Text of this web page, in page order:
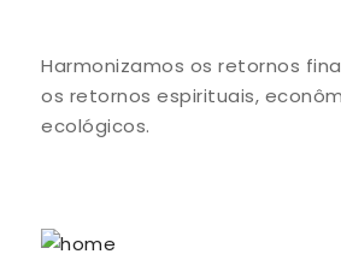
Harmonizamos os retornos
os retornos espirituais,
ecológicos.